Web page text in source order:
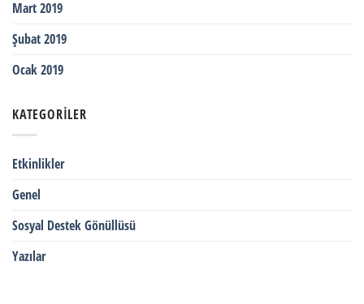
Mart 2019
Şubat 2019
Ocak 2019
KATEGORILER
Etkinlikler
Genel
Sosyal Destek Gönüllüsü
Yazılar